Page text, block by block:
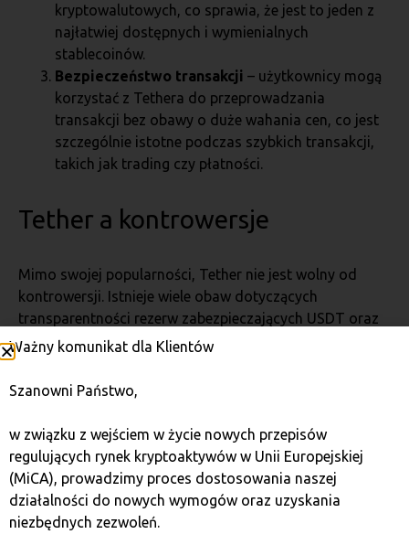
kryptowalutowych, co sprawia, że jest to jeden z
najłatwiej dostępnych i wymienialnych
stablecoinów.
Bezpieczeństwo transakcji – użytkownicy mogą
korzystać z Tethera do przeprowadzania
transakcji bez obawy o duże wahania cen, co jest
szczególnie istotne podczas szybkich transakcji,
takich jak trading czy płatności.
Tether a kontrowersje
Mimo swojej popularności, Tether nie jest wolny od
kontrowersji. Istnieje wiele obaw dotyczących
transparentności rezerw zabezpieczających USDT oraz
możliwości manipulacji wartością stablecoina.
Brak pełnej przejrzystości rezerw
informacji o swoich rezerwach, co rodziło
wątpliwości co do tego, czy rzeczywiście każdemu
Tetherowi odpowiada fizyczny dolar w rezerwie.
Dopiero po naciskach ze strony regulatorów,
Tether zaczął publikować raporty dotyczące
Ważny komunikat dla Klientów
Szanowni Państwo,
w związku z wejściem w życie nowych przepisów
regulujących rynek kryptoaktywów w Unii Europejskiej
(MiCA), prowadzimy proces dostosowania naszej
działalności do nowych wymogów oraz uzyskania
niezbędnych zezwoleń.